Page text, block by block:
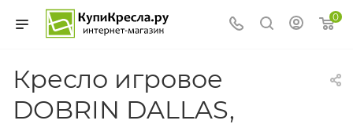
0
Кресло игровое
DOBRIN DALLAS,